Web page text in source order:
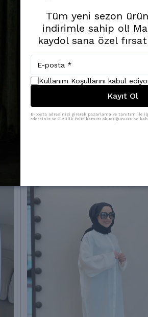
Tüm yeni sezon
indirimle sahip ol!
kaydol sana özel
Kullanım Koşullarını kabul
Kayıt Ol
E-posta adresinizi girerek pazarlama ve tanıtım ile
edersiniz ve Gizlilik Politikamızı okuduğunuzu ve